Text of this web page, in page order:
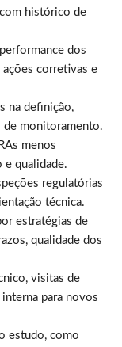
histórico de
dos
corretivas e
na definição,
de monitoramento.
menos
e qualidade.
regulatórias
técnica.
estratégias de
qualidade dos
visitas de
para novos
estudo, como